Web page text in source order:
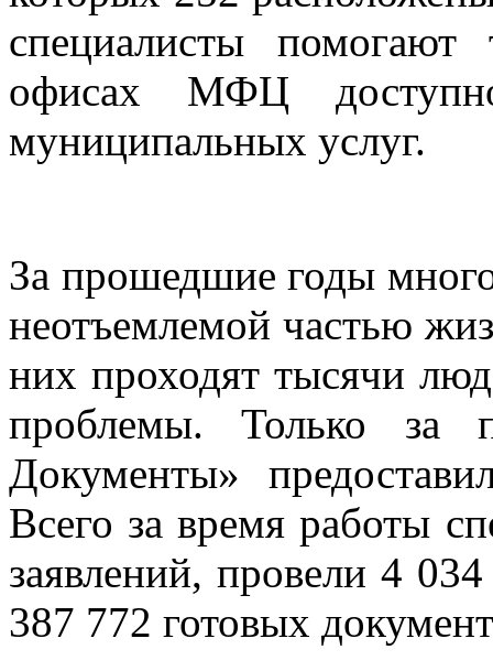
специалисты
офисах МФЦ
муниципальных услуг.
За прошедшие годы
неотъемлемой частью
них проходят тысячи
проблемы. Только за
Документы»
Всего за время работы
заявлений, провели 4
387 772 готовых